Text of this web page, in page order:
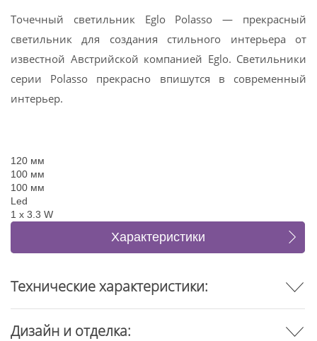
Точечный светильник Eglo Polasso — прекрасный
светильник для создания стильного интерьера от
известной Австрийской компанией Eglo. Светильники
серии Polasso прекрасно впишутся в современный
интерьер.
120 мм
100 мм
100 мм
Led
1 x 3.3 W
Характеристики
Отзывы
Технические характеристики:
Дизайн и отделка: